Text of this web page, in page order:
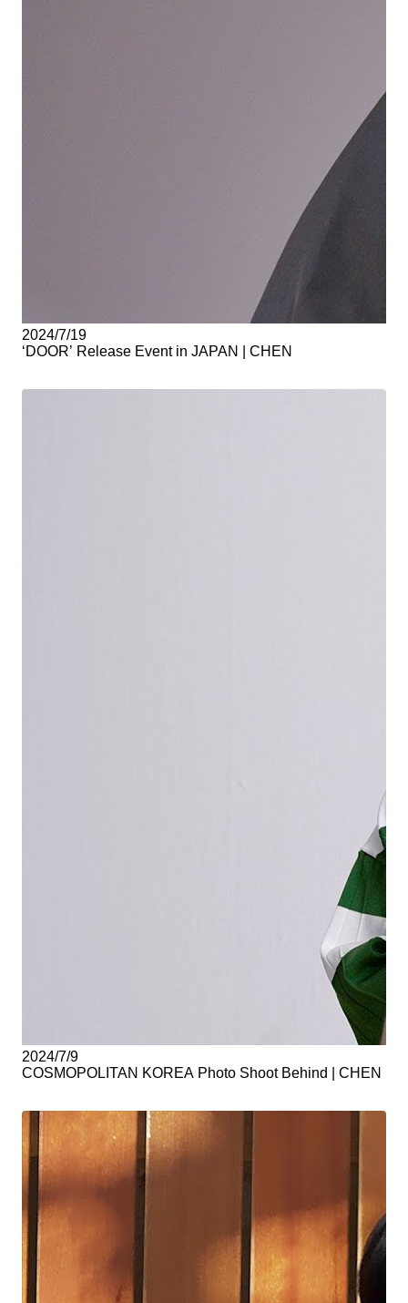
2024/7/19
‘DOOR’ Release Event in JAPAN | CHEN
2024/7/9
COSMOPOLITAN KOREA Photo Shoot Behind | CHEN